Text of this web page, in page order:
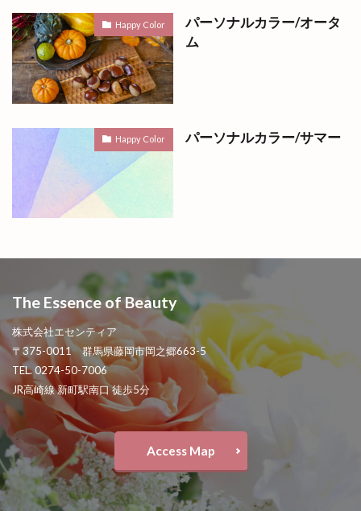
Happy Color
パーソナルカラー/オータ
ム
Happy Color パーソナルカラー/サマー
The Essence of Beauty
株式会社エセンティア
〒375-0011 群馬県藤岡市岡之郷663-5
TEL. 0274-50-7006
JR高崎線 新町駅南口 徒歩5分
Access Map